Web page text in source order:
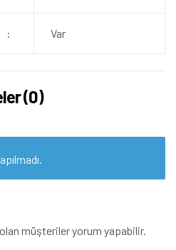
: Var
(0)
müşteriler yorum yapabilir.